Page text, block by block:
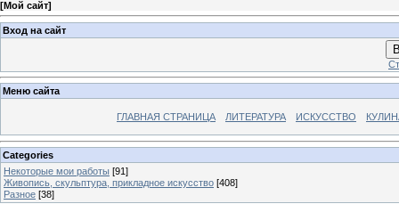
[Мой сайт]
Вход на сайт
Меню сайта
ГЛАВНАЯ СТРАНИЦА ЛИТЕРАТУРА ИСКУССТВО
Categories
Некоторые мои работы [91]
Живопись, скульптура, прикладное искусство [408]
Разное [38]